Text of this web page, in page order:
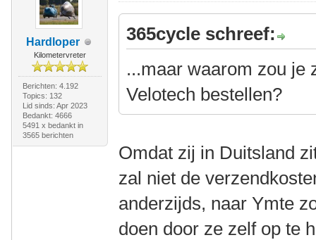
Hardloper
Kilometervreter
Berichten: 4.192
Topics: 132
Lid sinds: Apr 2023
Bedankt: 4666
5491 x bedankt in
3565 berichten
365cycle schreef:
...maar waarom zou je
Velotech bestellen?
Omdat zij in Duitsland
zal niet de
anderzijds, naar Ymte
doen door ze zelf op te